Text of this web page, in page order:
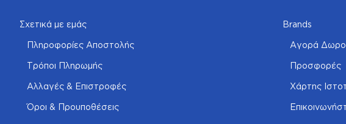
Σχετικά με εμάς
Πληροφορίες Αποστολής
Τρόποι Πληρωμής
Αλλαγές & Επιστροφές
Όροι & Προυποθέσεις
Brands
Αγορά
Προσφορές
Χάρτης